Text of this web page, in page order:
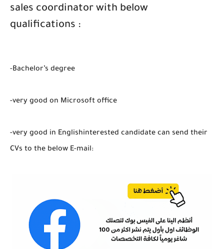
sales coordinator with below
qualifications :
-Bachelor’s degree
-very good on Microsoft office
-very good in Englishinterested candidate can send their
CVs to the below E-mail: